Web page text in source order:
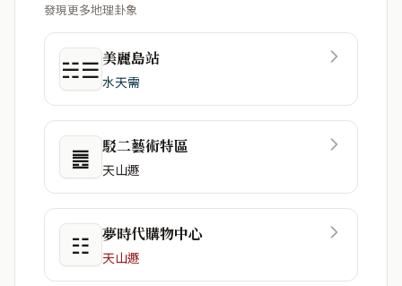
發現更多地理卦象
☵☰ 美麗島站
水天需
䷌ 駁二藝術特區
天山遯
☷ 夢時代購物中心
天山遯